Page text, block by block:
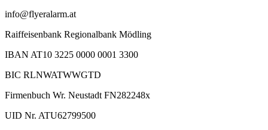
info@flyeralarm.at
Raiffeisenbank Regionalbank Mödling
IBAN AT10 3225 0000 0001 3300
BIC RLNWATWWGTD
Firmenbuch Wr. Neustadt FN282248x
UID Nr. ATU62799500